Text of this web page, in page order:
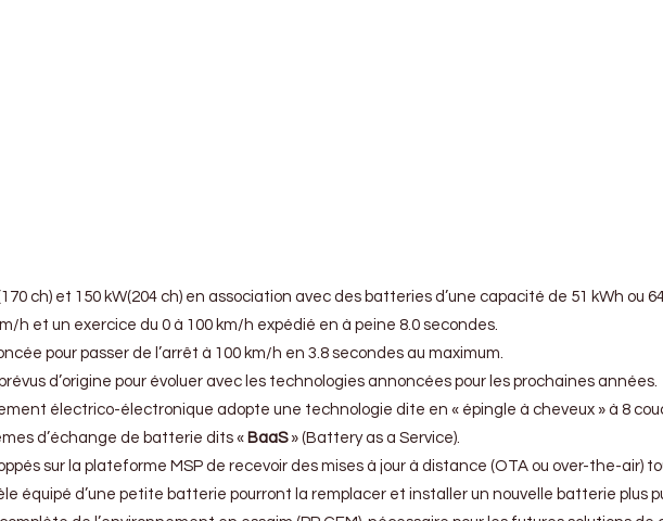
ch) et 150 kW(204 ch) en association avec des batteries d’une capacité de 51 kWh
h et un exercice du 0 à 100 km/h expédié en à peine 8.0 secondes.
pour passer de l’arrêt à 100 km/h en 3.8 secondes au maximum.
d’origine pour évoluer avec les technologies annoncées pour les prochaines années.
électrico-électronique adopte une technologie dite en « épingle à cheveux » à
d’échange de batterie dits « BaaS» (Battery as a Service).
sur la plateforme MSP de recevoir des mises à jour à distance (OTA ou over-the-air)
équipé d’une petite batterie pourront la remplacer et installer un nouvelle batterie plus